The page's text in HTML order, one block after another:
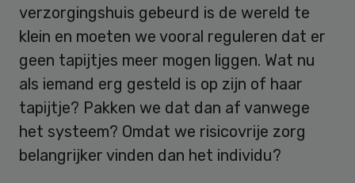
verzorgingshuis gebeurd is de wereld te
klein en moeten we vooral reguleren dat er
geen tapijtjes meer mogen liggen. Wat nu
als iemand erg gesteld is op zijn of haar
tapijtje? Pakken we dat dan af vanwege
het systeem? Omdat we risicovrije zorg
belangrijker vinden dan het individu?